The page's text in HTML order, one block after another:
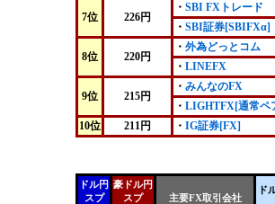
7位 226円
・ SBI FXトレード
・ SBI証券[SBIFXα]
8位 220円
・ 外為どっとコム
・ LINEFX
9位 215円
・ みんなのFX
・ LIGHTFX[通常ペ
10位
211円 ・ IG証券[FX]
ドル円
スプ
豪ドル円
スプ
主要FX取引会社
ド